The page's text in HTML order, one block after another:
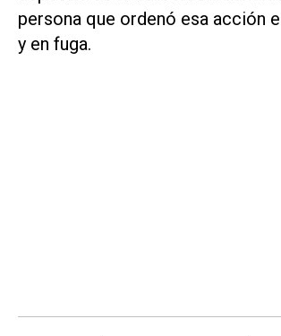
persona que ordenó esa acción
y en fuga.